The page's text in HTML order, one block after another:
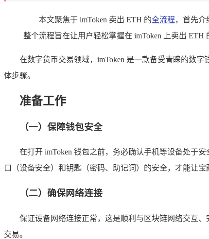
本文聚焦于 imToken 卖出 ETH 的全流程，首先介
整个流程旨在让用户轻松掌握在 imToken 上卖出
在数字货币交易领域，imToken 是一款备受青睐的数字
体步骤。
准备工作
（一）保障钱包安全
在打开 imToken 钱包之前，务必确认手机等设备处于
口（设备安全）和钥匙（密码、助记词）的安全，才能让宝
（二）确保网络连接
保证设备网络连接正常，这是顺利与区块链网络交互
交易。